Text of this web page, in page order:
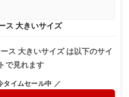
ス 大きいサイズ
ス 大きいサイズ は以下のサイ
トで見れます
タイムセール中 ／